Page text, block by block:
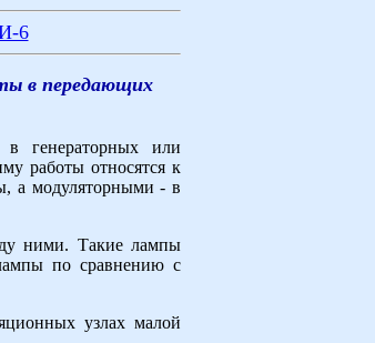
6
в передающих
в генераторных или
работы относятся к
а модуляторными - в
ними. Такие лампы
по сравнению с
узлах малой